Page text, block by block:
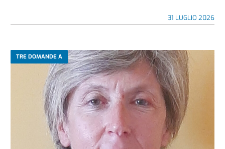
31 LUGLIO 2026
TRE DOMANDE A